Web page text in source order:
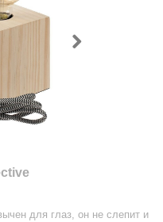
для глаз, он не слепит и